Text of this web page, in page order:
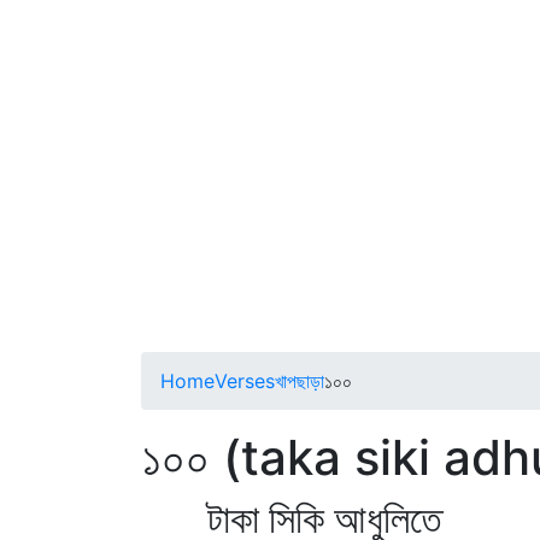
HomeVersesখাপছাড়া১০০
১০০ (taka siki
টাকা সিকি আধুলিতে